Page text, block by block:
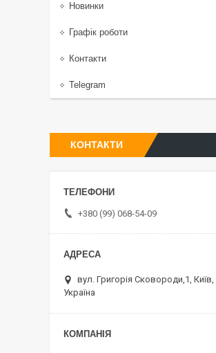
Новинки
Графік роботи
Контакти
Telegram
КОНТАКТИ
+380 (99) 068-54-09
вул. Григорія Сковороди,1, Київ,
Україна